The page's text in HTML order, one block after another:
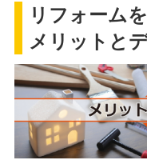
リフォーム
メリットと